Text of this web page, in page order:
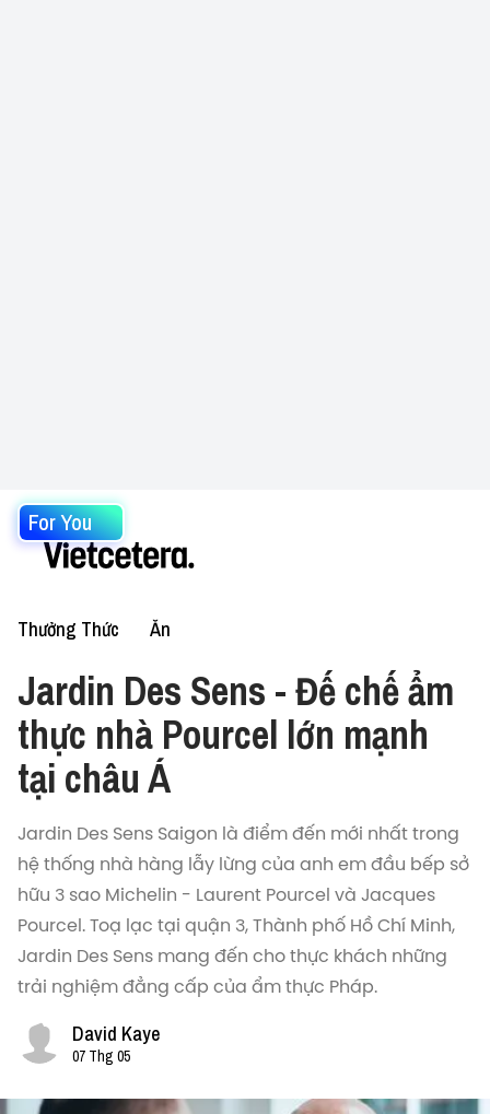
For You
Thưởng Thức Ăn
Jardin Des Sens - Đế chế ẩm
thực nhà Pourcel lớn mạnh
tại châu Á
Jardin Des Sens Saigon là điểm đến mới nhất trong
hệ thống nhà hàng lẫy lừng của anh em đầu bếp sở
hữu 3 sao Michelin - Laurent Pourcel và Jacques
Pourcel. Toạ lạc tại quận 3, Thành phố Hồ Chí Minh,
Jardin Des Sens mang đến cho thực khách những
trải nghiệm đẳng cấp của ẩm thực Pháp.
David Kaye
07 Thg 05